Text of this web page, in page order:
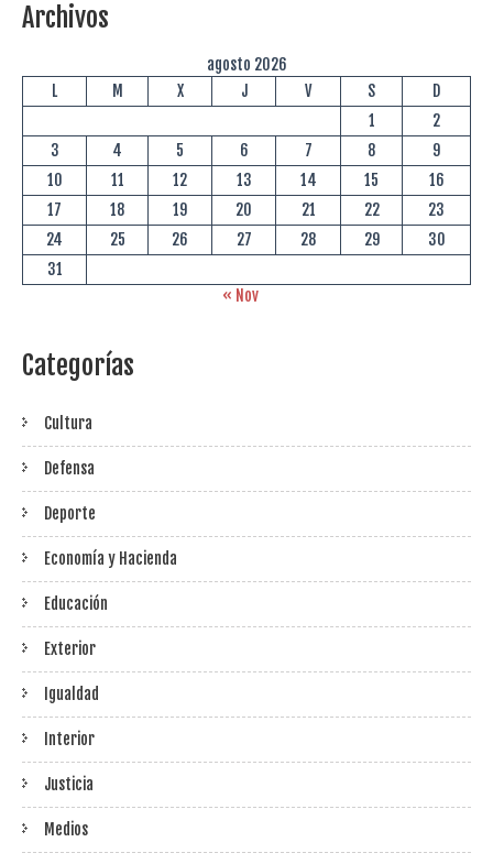
Archivos
agosto 2026
L
M X J V S
D
1
2
3
4 5 6 7 8
9
10
11 12 13 14 15
16
17
18 19 20 21 22
23
24
25 26 27 28 29
30
31
« Nov
Categorías
Cultura
Defensa
Deporte
Economía y Hacienda
Educación
Exterior
Igualdad
Interior
Justicia
Medios